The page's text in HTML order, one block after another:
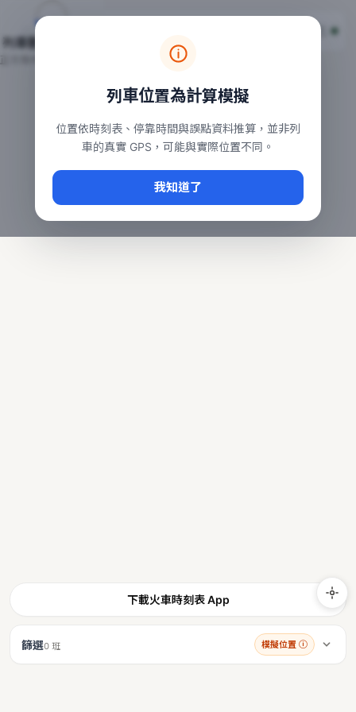
台鐵列車即時位置地圖
本頁顯示目前全台鐵運行中的列車位置，涵蓋自強、普悠瑪、
常用查詢：
、台中車站即時動態
台鐵即時動態
下載火車時刻表 App
篩選0 班 模擬位置 ⓘ
列車位置為計算模擬
位置依時刻表、停靠時間與誤點資料推算，並非列
車的真實 GPS，可能與實際位置不同。
我知道了
列車動態載入中…